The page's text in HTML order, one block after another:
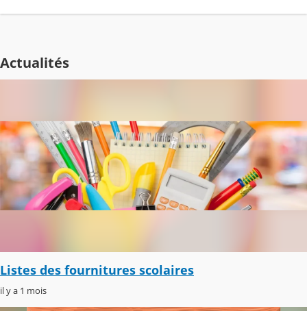
Actualités
Listes des fournitures scolaires
il y a 1 mois